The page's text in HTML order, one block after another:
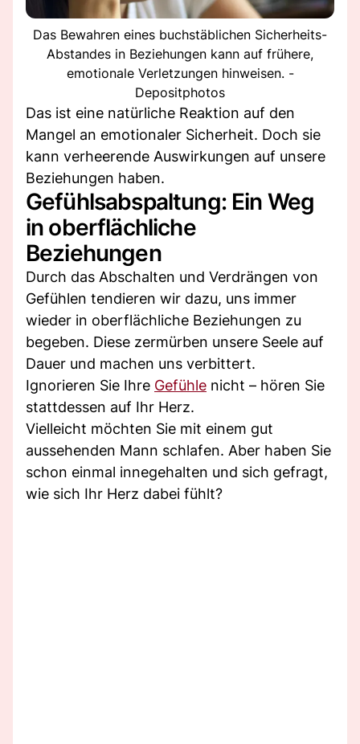
Das Bewahren eines buchstäblichen Sicherheits-
Abstandes in Beziehungen kann auf frühere,
emotionale Verletzungen hinweisen. -
Depositphotos
Das ist eine natürliche Reaktion auf den
Mangel an emotionaler Sicherheit. Doch sie
kann verheerende Auswirkungen auf unsere
Beziehungen haben.
Gefühlsabspaltung: Ein Weg
in oberflächliche
Beziehungen
Durch das Abschalten und Verdrängen von
Gefühlen tendieren wir dazu, uns immer
wieder in oberflächliche Beziehungen zu
begeben. Diese zermürben unsere Seele auf
Dauer und machen uns verbittert.
Ignorieren Sie Ihre Gefühle nicht – hören Sie
stattdessen auf Ihr Herz.
Vielleicht möchten Sie mit einem gut
aussehenden Mann schlafen. Aber haben Sie
schon einmal innegehalten und sich gefragt,
wie sich Ihr Herz dabei fühlt?